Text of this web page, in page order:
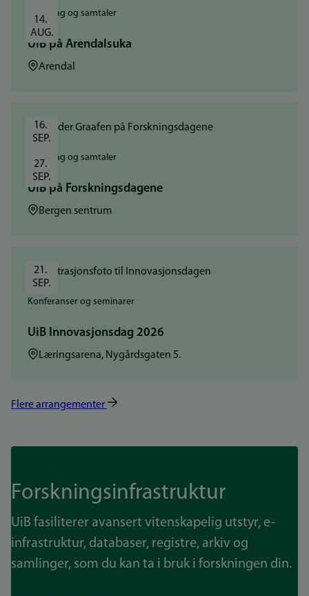
14.
AUG.
Foredrag og samtaler
UiB på Arendalsuka
Sted:Arendal
16.
SEP.
27.
SEP.
Foredrag og samtaler
UiB på Forskningsdagene
Sted:Bergen sentrum
21.
SEP.
Konferanser og seminarer
UiB Innovasjonsdag 2026
Sted:Læringsarena, Nygårdsgaten 5.
Flere arrangementer
Forskningsinfrastruktur
UiB fasiliterer avansert vitenskapelig utstyr, e-
infrastruktur, databaser, registre, arkiv og
samlinger, som du kan ta i bruk i forskningen din.